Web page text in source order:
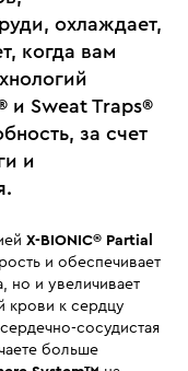
охлаждает,
когда вам
и Sweat Traps®
за счет
и
X-BIONIC® Partial
и обеспечивает
но и увеличивает
крови к сердцу
сосудистая
больше